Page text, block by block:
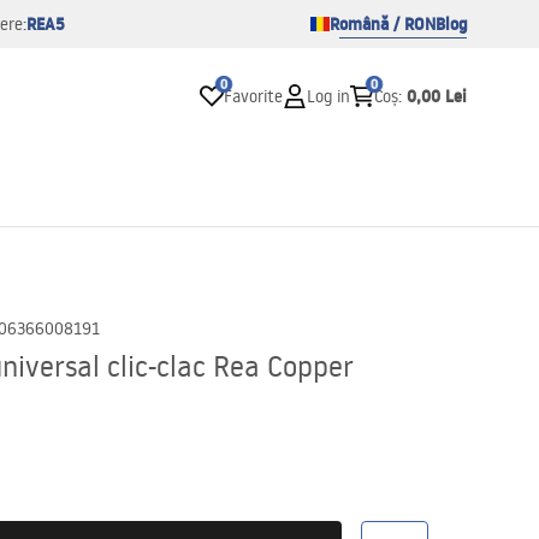
REA5 Română / RONBlog
0
Favorite Log in
0
Coș: 0,00 Lei
clic-clac Rea Copper